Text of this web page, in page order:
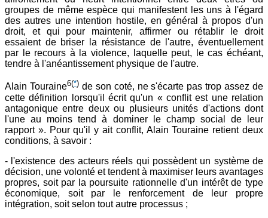
groupes de même espèce qui manifestent les uns à l'égard
des autres une intention hostile, en général à propos d'un
droit, et qui pour maintenir, affirmer ou rétablir le droit
essaient de briser la résistance de l'autre, éventuellement
par le recours à la violence, laquelle peut, le cas échéant,
tendre à l'anéantissement physique de l'autre.
Alain Touraine6(*)de son coté, ne s'écarte pas trop assez de
cette définition lorsqu'il écrit qu'un « conflit est une relation
antagonique entre deux ou plusieurs unités d'actions dont
l'une au moins tend à dominer le champ social de leur
rapport ». Pour qu'il y ait conflit, Alain Touraine retient deux
conditions, à savoir :
- l'existence des acteurs réels qui possèdent un système de
décision, une volonté et tendent à maximiser leurs avantages
propres, soit par la poursuite rationnelle d'un intérêt de type
économique, soit par le renforcement de leur propre
intégration, soit selon tout autre processus ;